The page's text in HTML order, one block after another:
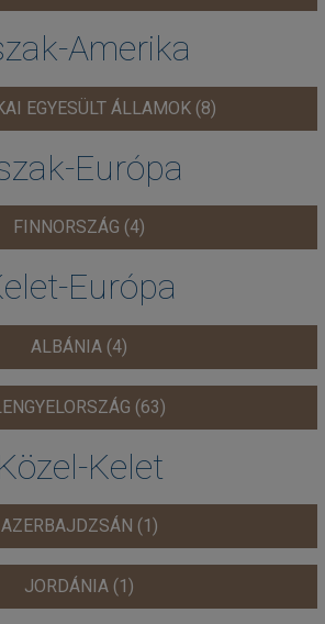
Amerika
EGYESÜLT ÁLLAMOK (8)
Európa
FINNORSZÁG (4)
Európa
ALBÁNIA (4)
(63)
Közel-Kelet
AZERBAJDZSÁN (1)
JORDÁNIA (1)